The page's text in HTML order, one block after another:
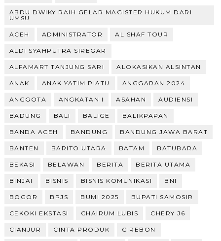
ABDU DWIKY RAIH GELAR MAGISTER HUKUM DARI
UMSU
ACEH ADMINISTRATOR AL SHAF TOUR
ALDI SYAHPUTRA SIREGAR
ALFAMART TANJUNG SARI ALOKASIKAN ALSINTAN
ANAK ANAK YATIM PIATU ANGGARAN 2024
ANGGOTA ANGKATAN I ASAHAN AUDIENSI
BADUNG BALI BALIGE BALIKPAPAN
BANDA ACEH BANDUNG BANDUNG JAWA BARAT
BANTEN BARITO UTARA BATAM BATUBARA
BEKASI BELAWAN BERITA BERITA UTAMA
BINJAI BISNIS BISNIS KOMUNIKASI BNI
BOGOR BPJS BUMI 2025 BUPATI SAMOSIR
CEKOKI EKSTASI CHAIRUM LUBIS CHERY J6
CIANJUR CINTA PRODUK CIREBON